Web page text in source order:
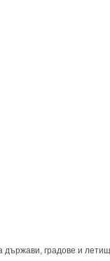
градове и